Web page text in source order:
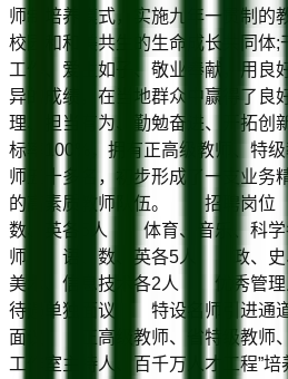
师制培养模式，实施九年一贯制的
校园和和美共生的生命成长共同体;
工作、爱生如子、敬业奉献，用良
异的成绩，在当地群众中赢得了良
理、担当有为、勤勉奋进、开拓创
标率100%，拥有正高级教师、特级
师五十多名，初步形成了一支业务
的高素质教师队伍。 招聘岗
数、英各5人 体育、音乐、科
师 语、数、英各5人 政、史
美术、信息技术各2人 优秀管
待遇单独面议 特设名师引进通
面议 正高级教师、省特级教师、
工作室主持人、百千万人才工程”培